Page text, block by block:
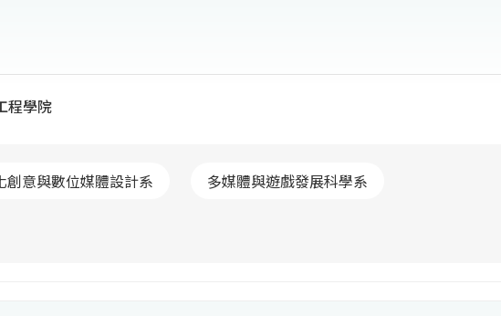
程學院
創意與數位媒體設計系 多媒體與遊戲發展科學系